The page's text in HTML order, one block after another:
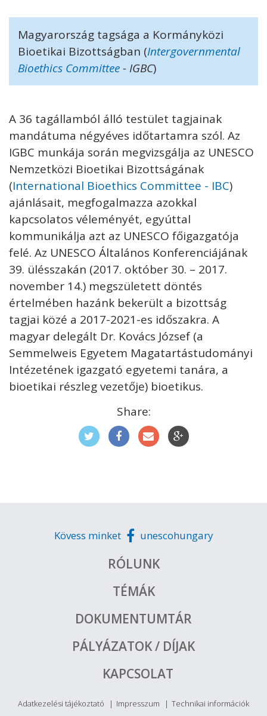
Magyarország tagsága a Kormányközi
Bioetikai Bizottságban (Intergovernmental
Bioethics Committee- IGBC)
A 36 tagállamból álló testület tagjainak
mandátuma négyéves időtartamra szól. Az
IGBC munkája során megvizsgálja az UNESCO
Nemzetközi Bioetikai Bizottságának
(International Bioethics Committee - IBC)
ajánlásait, megfogalmazza azokkal
kapcsolatos véleményét, egyúttal
kommunikálja azt az UNESCO főigazgatója
felé. Az UNESCO Általános Konferenciájának
39. ülésszakán (2017. október 30. – 2017.
november 14.) megszületett döntés
értelmében hazánk bekerült a bizottság
tagjai közé a 2017-2021-es időszakra. A
magyar delegált Dr. Kovács József (a
Semmelweis Egyetem Magatartástudományi
Intézetének igazgató egyetemi tanára, a
bioetikai részleg vezetője) bioetikus.
Share:
Kövess minket unescohungary
RÓLUNK
TÉMÁK
DOKUMENTUMTÁR
PÁLYÁZATOK / DÍJAK
KAPCSOLAT
Adatkezelési tájékoztató Impresszum
Technikai információk